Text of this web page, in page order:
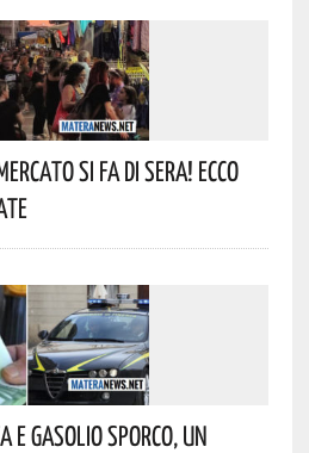
Si Fa Di Sera! Ecco
Gasolio Sporco, Un